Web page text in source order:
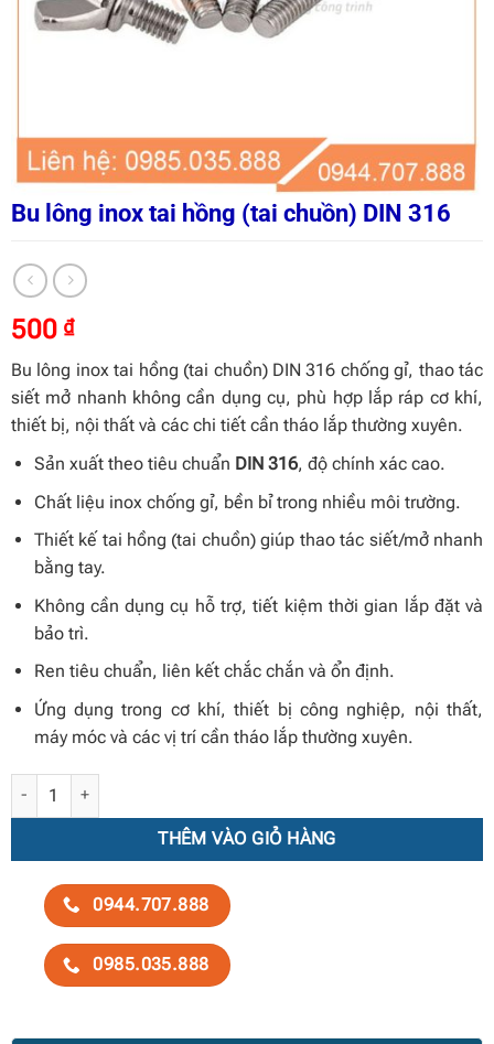
Bu lông inox tai hồng (tai chuồn) DIN 316
500 ₫
Bu lông inox tai hồng (tai chuồn) DIN 316 chống gỉ, thao tác
siết mở nhanh không cần dụng cụ, phù hợp lắp ráp cơ khí,
thiết bị, nội thất và các chi tiết cần tháo lắp thường xuyên.
Sản xuất theo tiêu chuẩn DIN 316, độ chính xác cao.
Chất liệu inox chống gỉ, bền bỉ trong nhiều môi trường.
Thiết kế tai hồng (tai chuồn) giúp thao tác siết/mở nhanh
bằng tay.
Không cần dụng cụ hỗ trợ, tiết kiệm thời gian lắp đặt và
bảo trì.
Ren tiêu chuẩn, liên kết chắc chắn và ổn định.
Ứng dụng trong cơ khí, thiết bị công nghiệp, nội thất,
máy móc và các vị trí cần tháo lắp thường xuyên.
Bu lông inox tai hồng (tai chuồn) DIN 316 số lượng
THÊM VÀO GIỎ HÀNG
0944.707.888
0985.035.888